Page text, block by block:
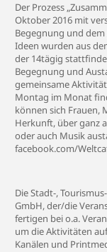
Der Prozess
Oktober 2016 mit
Begegnung und
Ideen wurden aus
der 14tägig
Begegnung und
gemeinsame
Montag im Monat
können sich Frauen,
Herkunft, über ganz
oder auch Musik
facebook.com/
Die Stadt-,
GmbH, der/die
fertigen bei o.a.
um die Aktivitäten
Kanälen und